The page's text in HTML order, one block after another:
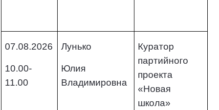
07.08.2026
10.00-
11.00
Лунько
Юлия
Владимировна
Куратор
партийного
проекта
«Новая
школа»